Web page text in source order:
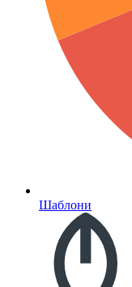
Шаблони